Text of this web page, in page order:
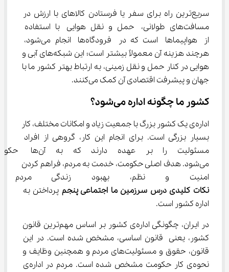
سریع‌ترین راه برای سفر یا فرستادن کالاهای با ارزش در
مسافت‌های طولانی، حمل و نقل هوایی با استفاده
از هواپیماها است که در فرودگاه‌ها انجام می‌شود،
هرچند هزینه آن معمولاً بیشتر است؛ این شبکه‌های آبی و
هوایی در کنار حمل و نقل زمینی، به ارتباط بهتر کشور ما با
جهان و پیشرفت اقتصادی آن کمک می‌کنند.
کشور ما چگونه اداره می‌شود؟
اداره‌ی یک کشور بزرگ با جمعیت زیاد و امکانات مختلف، کار
بسیار بزرگی است. برای انجام این کار، گروهی از افراد
مسئولیت را بر عهده
می‌شود. هدف اصلی حکومت، خدمت به مردم، فراهم کردن
امنیت و نظم، بهبود زندگی
نکات کلیدی درس سرزمین ما اجتماعی پنجم پرداختن به
اداره کشور است.
در ایران، چگونگی اداره‌ی کشور بر اساس مهم‌ترین قانون
کشور، یعنی قانون اساسی، مشخص شده است. در این
قانون، حقوق و مسئولیت‌های مردم و همچنین وظایف و
نحوه‌ی کار حکومت مشخص شده است. مردم در اداره‌ی